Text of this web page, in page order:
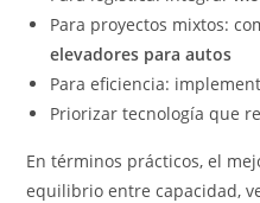
Para proyectos mixtos:
elevadores para autos
Para eficiencia:
Priorizar tecnología que
En términos prácticos, el
equilibrio entre capacidad,